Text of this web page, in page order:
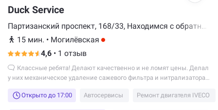
Duck Service
Партизанский проспект, 168/33, Находимся с обратной
стороны здания от МКАДа, Минск
15 мин. • Могилёвская
4,6 • 1 отзыв
у них механическое удаление сажевого фильтра и нитрализатора
"по-городу", в несколько раз.
Открыто до 17:00 Автосервисы Ремонт двигателя IVECO